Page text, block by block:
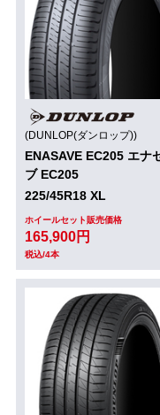
(DUNLOP(ダンロップ))
ENASAVE EC205 エナ
ブ EC205
225/45R18 XL
ホイールセット販売価格
165,900円
税込/4本